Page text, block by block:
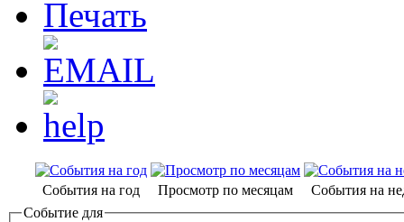
События на год Просмотр по месяцам
События на
Событие для